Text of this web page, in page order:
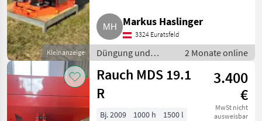
Kleinanzeige
Markus Haslinger
3324 Euratsfeld
Düngung und
Beregnung /
Mineraldüngerstreuer/Wiegestreuer
2 Monate online
Rauch MDS 19.1
R
3.400
€
MwSt nicht
ausweisbar
Bj. 2009 1000 h
1500 l